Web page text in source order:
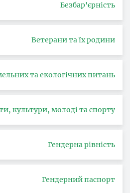
Безбар'єрність
Ветерани та їх родини
та екологічних питань
культури, молоді та спорту
Гендерна рівність
Гендерний паспорт